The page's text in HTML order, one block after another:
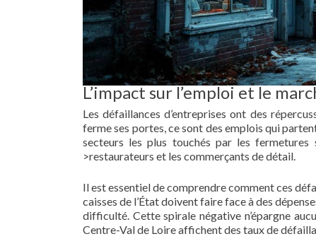
L’impact sur l’emploi et le
Les défaillances d’entreprises ont des
ferme ses portes, ce sont des emplois qui
secteurs les plus touchés par les
>restaurateurs et les commerçants de détail.
Il est essentiel de comprendre comment ces
caisses de l’État doivent faire face à des
difficulté. Cette spirale négative n’épargne
Centre-Val de Loire affichent des taux de